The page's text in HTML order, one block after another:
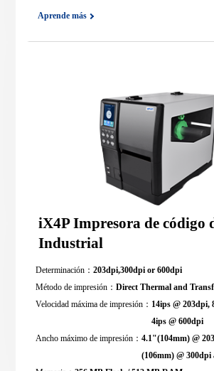
Aprende más
iX4P Impresora de código
Industrial
Determinación：203dpi,300dpi or 600dpi
Método de impresión：Direct Thermal and
Velocidad máxima de impresión： 14ips @ 203dpi,
4ips @ 600dpi
Ancho máximo de impresión：4.1"(104mm) @
(106mm) @